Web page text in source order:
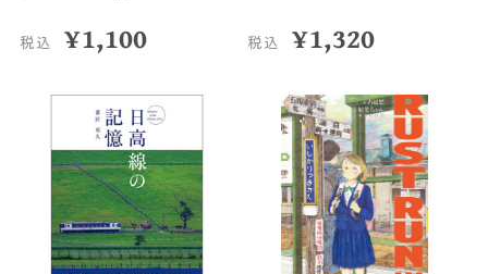
税込 ¥1,100 税込 ¥1,320